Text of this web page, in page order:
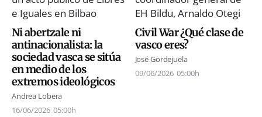
Ni abertzale ni
antinacionalista: la
sociedad vasca se sitúa
en medio de los
extremos ideológicos
Andrea Lobera
16/06/2026 05:00h
Civil War ¿Qué clase de
vasco eres?
José Gordejuela
09/06/2026 05:00h